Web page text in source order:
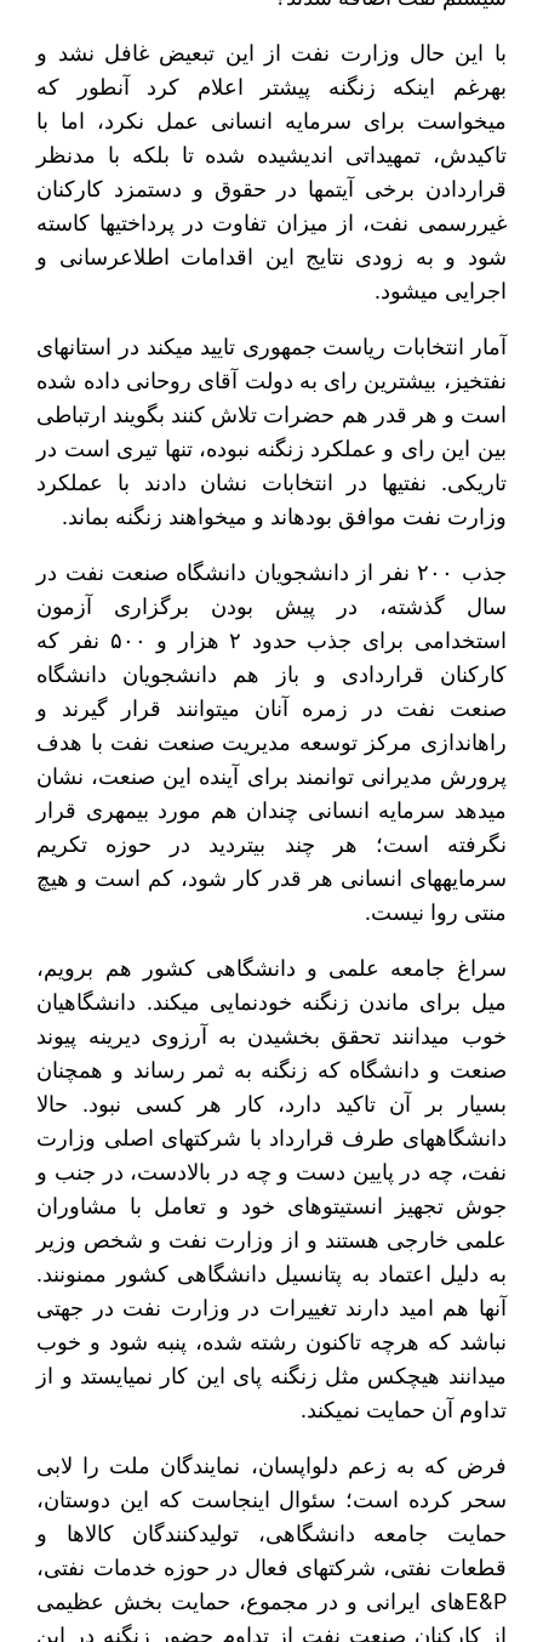
با این حال وزارت نفت از این تبعیض غافل نشد و
به‏‎رغم این‎که زنگنه پیشتر اعلام کرد آنطور که
می‎خواست برای سرمایه انسانی عمل نکرد، اما با
تاکیدش، تمهیداتی اندیشیده شده تا بلکه با مدنظر
قراردادن برخی آیتم‎ها در حقوق و دستمزد کارکنان
غیررسمی نفت، از میزان تفاوت در پرداختی‎ها کاسته
شود و به زودی نتایج این اقدامات اطلاع‎رسانی و
اجرایی می‎شود.
آمار انتخابات ریاست جمهوری تایید می‎کند در استان‎های
نفتخیز، بیشترین رای به دولت آقای روحانی داده شده
است و هر قدر هم حضرات تلاش کنند بگویند ارتباطی
بین این رای و عملکرد زنگنه نبوده، تنها تیری است در
تاریکی. نفتی‎ها در انتخابات نشان دادند با عملکرد
وزارت نفت موافق بوده‎اند و می‎خواهند زنگنه بماند.
جذب ۲۰۰ نفر از دانشجویان دانشگاه صنعت نفت در
سال گذشته، در پیش بودن برگزاری آزمون
استخدامی برای جذب حدود ۲ هزار و ۵۰۰ نفر که
کارکنان قراردادی و باز هم دانشجویان دانشگاه
صنعت نفت در زمره آنان می‎توانند قرار گیرند و
راه‎اندازی مرکز توسعه مدیریت صنعت نفت با هدف
پرورش مدیرانی توانمند برای آینده این صنعت، نشان
می‎دهد سرمایه انسانی چندان هم مورد بی‎مهری قرار
نگرفته است؛ هر چند بی‎تردید در حوزه تکریم
سرمایه‎های انسانی هر قدر کار شود، کم است و هیچ
منتی روا نیست.
سراغ جامعه علمی و دانشگاهی کشور هم برویم،
میل برای ماندن زنگنه خودنمایی می‎کند. دانشگاهیان
خوب می‎دانند تحقق بخشیدن به آرزوی دیرینه پیوند
صنعت و دانشگاه که زنگنه به ثمر رساند و همچنان
بسیار بر آن تاکید دارد، کار هر کسی نبود. حالا
دانشگاه‎های طرف قرارداد با شرکت‎های اصلی وزارت
نفت، چه در پایین دست و چه در بالادست، در جنب و
جوش تجهیز انستیتوهای خود و تعامل با مشاوران
علمی خارجی هستند و از وزارت نفت و شخص وزیر
به دلیل اعتماد به پتانسیل دانشگاهی کشور ممنونند.
آنها هم امید دارند تغییرات در وزارت نفت در جهتی
نباشد که هرچه تاکنون رشته شده، پنبه شود و خوب
می‎دانند هیچ‎کس مثل زنگنه پای این کار نمی‎ایستد و از
تداوم آن حمایت نمی‎کند.
فرض که به زعم دلواپسان، نمایندگان ملت را لابی
سحر کرده است؛ سئوال اینجاست که این دوستان،
حمایت جامعه دانشگاهی، تولیدکنندگان کالاها و
قطعات نفتی، شرکت‎های فعال در حوزه خدمات نفتی،
E&Pهای ایرانی و در مجموع، حمایت بخش عظیمی
از کارکنان صنعت نفت از تداوم حضور زنگنه در این